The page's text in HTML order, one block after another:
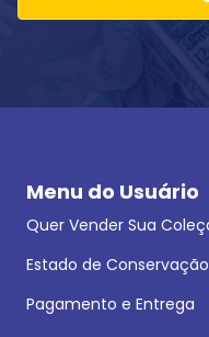
Menu do Usuário
Quer Vender Sua
Estado de Conservação
Pagamento e Entrega